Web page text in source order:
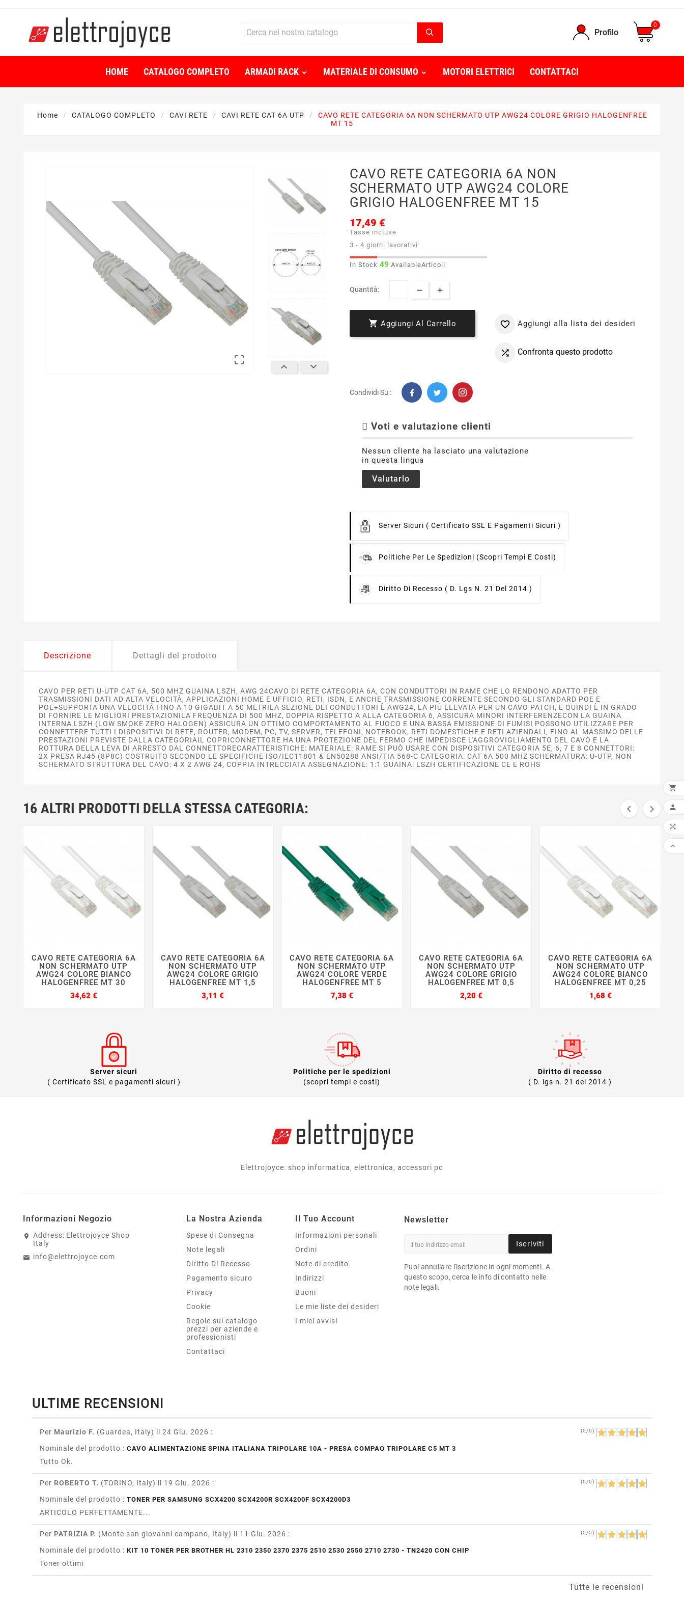
Profilo
0
HOME CATALOGO COMPLETO ARMADI RACK MATERIALE DI CONSUMO MOTORI ELETTRICI CONTATTACI
Home CATALOGO COMPLETO CAVI RETE CAVI RETE CAT 6A UTP
CAVO RETE CATEGORIA 6A NON SCHERMATO UTP AWG24 COLORE GRIGIO HALOGENFREE
MT 15

 
CAVO RETE CATEGORIA 6A NON
SCHERMATO UTP AWG24 COLORE
GRIGIO HALOGENFREE MT 15
17,49 €
Tasse incluse
3 - 4 giorni lavorativi
In Stock 49 AvailableArticoli
Quantità:
 Aggiungi Al Carrello  Aggiungi alla lista dei desideri
 Confronta questo prodotto
Condividi Su :
Voti e valutazione clienti
Nessun cliente ha lasciato una valutazione
in questa lingua
Valutarlo
Server Sicuri ( Certificato SSL E Pagamenti Sicuri )
Politiche Per Le Spedizioni (scopri Tempi E Costi)
Diritto Di Recesso ( D. Lgs N. 21 Del 2014 )
Descrizione Dettagli del prodotto
CAVO PER RETI U-UTP CAT 6A, 500 MHZ GUAINA LSZH, AWG 24CAVO DI RETE CATEGORIA 6A, CON CONDUTTORI IN RAME CHE LO RENDONO ADATTO PER
TRASMISSIONI DATI AD ALTA VELOCITÀ, APPLICAZIONI HOME E UFFICIO, RETI, ISDN, E ANCHE TRASMISSIONE CORRENTE SECONDO GLI STANDARD POE E
POE+SUPPORTA UNA VELOCITÀ FINO A 10 GIGABIT A 50 METRILA SEZIONE DEI CONDUTTORI È AWG24, LA PIÙ ELEVATA PER UN CAVO PATCH, E QUINDI È IN GRADO
DI FORNIRE LE MIGLIORI PRESTAZIONILA FREQUENZA DI 500 MHZ, DOPPIA RISPETTO A ALLA CATEGORIA 6, ASSICURA MINORI INTERFERENZECON LA GUAINA
INTERNA LSZH (LOW SMOKE ZERO HALOGEN) ASSICURA UN OTTIMO COMPORTAMENTO AL FUOCO E UNA BASSA EMISSIONE DI FUMISI POSSONO UTILIZZARE PER
CONNETTERE TUTTI I DISPOSITIVI DI RETE, ROUTER, MODEM, PC, TV, SERVER, TELEFONI, NOTEBOOK, RETI DOMESTICHE E RETI AZIENDALI, FINO AL MASSIMO DELLE
PRESTAZIONI PREVISTE DALLA CATEGORIAIL COPRICONNETTORE HA UNA PROTEZIONE DEL FERMO CHE IMPEDISCE L'AGGROVIGLIAMENTO DEL CAVO E LA
ROTTURA DELLA LEVA DI ARRESTO DAL CONNETTORECARATTERISTICHE: MATERIALE: RAME SI PUÒ USARE CON DISPOSITIVI CATEGORIA 5E, 6, 7 E 8 CONNETTORI:
2X PRESA RJ45 (8P8C) COSTRUITO SECONDO LE SPECIFICHE ISO/IEC11801 & EN50288 ANSI/TIA 568-C CATEGORIA: CAT 6A 500 MHZ SCHERMATURA: U-UTP, NON
SCHERMATO STRUTTURA DEL CAVO: 4 X 2 AWG 24, COPPIA INTRECCIATA ASSEGNAZIONE: 1:1 GUAINA: LSZH CERTIFICAZIONE CE E ROHS
16 ALTRI PRODOTTI DELLA STESSA CATEGORIA:  
   
CAVO RETE CATEGORIA 6A
NON SCHERMATO UTP
AWG24 COLORE BIANCO
HALOGENFREE MT 30
34,62 €Prezzo
   
CAVO RETE CATEGORIA 6A
NON SCHERMATO UTP
AWG24 COLORE GRIGIO
HALOGENFREE MT 1,5
3,11 €
   
CAVO RETE CATEGORIA 6A
NON SCHERMATO UTP
AWG24 COLORE VERDE
HALOGENFREE MT 5
7,38 €Prezzo
   
CAVO RETE CATEGORIA 6A
NON SCHERMATO UTP
AWG24 COLORE GRIGIO
HALOGENFREE MT 0,5
2,20 €Prezzo
   
CAVO RETE CATEGORIA 6A
NON SCHERMATO UTP
AWG24 COLORE BIANCO
HALOGENFREE MT 0,25
1,68 €Prezzo
Server sicuri
( Certificato SSL e pagamenti sicuri )
Politiche per le spedizioni
(scopri tempi e costi)
Diritto di recesso
( D. lgs n. 21 del 2014 )
Elettrojoyce: shop informatica, elettronica, accessori pc
Informazioni Negozio
Address: Elettrojoyce Shop
Italy
info@elettrojoyce.com
La Nostra Azienda
Spese di Consegna
Note legali
Diritto Di Recesso
Pagamento sicuro
Privacy
Cookie
Regole sul catalogo
prezzi per aziende e
professionisti
Contattaci
Il Tuo Account
Informazioni personali
Ordini
Note di credito
Indirizzi
Buoni
Le mie liste dei desideri
I miei avvisi
Newsletter
Iscriviti
Puoi annullare l'iscrizione in ogni momenti. A
questo scopo, cerca le info di contatto nelle
note legali.
ULTIME RECENSIONI
Per Maurizio F. (Guardea, Italy) il 24 Giu. 2026 : (5/5)
Nominale del prodotto : CAVO ALIMENTAZIONE SPINA ITALIANA TRIPOLARE 10A - PRESA COMPAQ TRIPOLARE C5 MT 3
Tutto Ok.
Per ROBERTO T. (TORINO, Italy) il 19 Giu. 2026 : (5/5)
Nominale del prodotto : TONER PER SAMSUNG SCX4200 SCX4200R SCX4200F SCX4200D3
ARTICOLO PERFETTAMENTE...
Per PATRIZIA P. (Monte san giovanni campano, Italy) il 11 Giu. 2026 : (5/5)
Nominale del prodotto : KIT 10 TONER PER BROTHER HL 2310 2350 2370 2375 2510 2530 2550 2710 2730 - TN2420 CON CHIP
Toner ottimi
Tutte le recensioni



